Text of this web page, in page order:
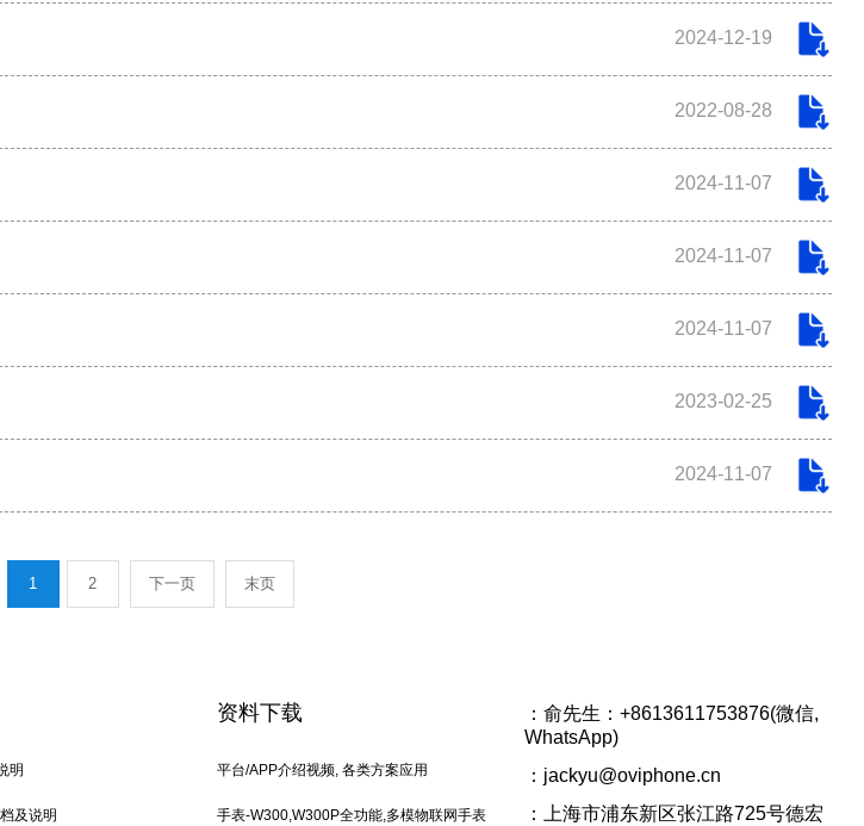
2024-12-19
2022-08-28
2024-11-07
2024-11-07
2024-11-07
2023-02-25
2024-11-07
1 2 下一页 末页
明
及说明
资料下载
平台/APP介绍视频, 各类方案应用
手表-W300,W300P全功能,多模物联网手表
：俞先生：+8613611753876(微信,
WhatsApp)
：jackyu@oviphone.cn
：上海市浦东新区张江路725号德宏